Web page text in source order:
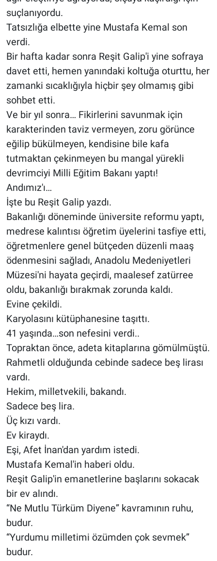
suçlanıyordu.
Tatsızlığa elbette yine Mustafa Kemal son
verdi.
Bir hafta kadar sonra Reşit Galip'i yine sofraya
davet etti, hemen yanındaki koltuğa oturttu, her
zamanki sıcaklığıyla hiçbir şey olmamış gibi
sohbet etti.
Ve bir yıl sonra… Fikirlerini savunmak için
karakterinden taviz vermeyen, zoru görünce
eğilip bükülmeyen, kendisine bile kafa
tutmaktan çekinmeyen bu mangal yürekli
devrimciyi Milli Eğitim Bakanı yaptı!
Andımız'ı…
İşte bu Reşit Galip yazdı.
Bakanlığı döneminde üniversite reformu yaptı,
medrese kalıntısı öğretim üyelerini tasfiye etti,
öğretmenlere genel bütçeden düzenli maaş
ödenmesini sağladı, Anadolu Medeniyetleri
Müzesi'ni hayata geçirdi, maalesef zatürree
oldu, bakanlığı bırakmak zorunda kaldı.
Evine çekildi.
Karyolasını kütüphanesine taşıttı.
41 yaşında…son nefesini verdi..
Topraktan önce, adeta kitaplarına gömülmüştü.
Rahmetli olduğunda cebinde sadece beş lirası
vardı.
Hekim, milletvekili, bakandı.
Sadece beş lira.
Üç kızı vardı.
Ev kiraydı.
Eşi, Afet İnan'dan yardım istedi.
Mustafa Kemal'in haberi oldu.
Reşit Galip'in emanetlerine başlarını sokacak
bir ev alındı.
“Ne Mutlu Türküm Diyene” kavramının ruhu,
budur.
“Yurdumu milletimi özümden çok sevmek”
budur.